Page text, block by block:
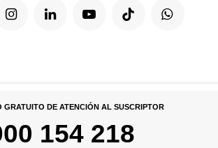
GRATUITO DE ATENCIÓN AL SUSCRIPTOR
154 218